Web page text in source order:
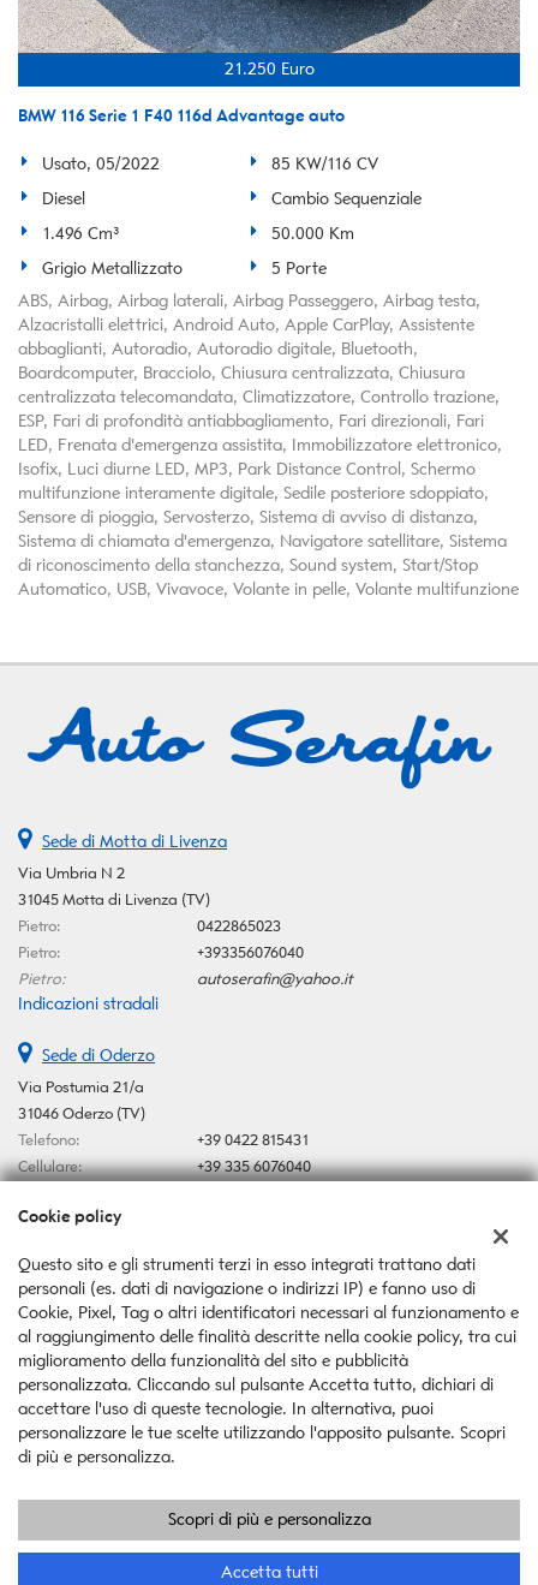
21.250 Euro
BMW 116 Serie 1 F40 116d Advantage auto
Usato, 05/2022
85 KW/116 CV
Diesel
Cambio Sequenziale
1.496 Cm³
50.000 Km
Grigio Metallizzato
5 Porte
ABS, Airbag, Airbag laterali, Airbag Passeggero, Airbag testa,
Alzacristalli elettrici, Android Auto, Apple CarPlay, Assistente
abbaglianti, Autoradio, Autoradio digitale, Bluetooth,
Boardcomputer, Bracciolo, Chiusura centralizzata, Chiusura
centralizzata telecomandata, Climatizzatore, Controllo trazione,
ESP, Fari di profondità antiabbagliamento, Fari direzionali, Fari
LED, Frenata d'emergenza assistita, Immobilizzatore elettronico,
Isofix, Luci diurne LED, MP3, Park Distance Control, Schermo
multifunzione interamente digitale, Sedile posteriore sdoppiato,
Sensore di pioggia, Servosterzo, Sistema di avviso di distanza,
Sistema di chiamata d'emergenza, Navigatore satellitare, Sistema
di riconoscimento della stanchezza, Sound system, Start/Stop
Automatico, USB, Vivavoce, Volante in pelle, Volante multifunzione
Sede di Motta di Livenza
Via Umbria N 2
31045 Motta di Livenza (TV)
Pietro:
0422865023
Pietro:
+393356076040
Pietro:
autoserafin@yahoo.it
Indicazioni stradali
Sede di Oderzo
Via Postumia 21/a
31046 Oderzo (TV)
Telefono:
+39 0422 815431
Cellulare:
+39 335 6076040
Indicazioni stradali
Dati fiscali:
Auto Serafin Snc
Via Postumia 21/a, Oderzo (TV)
C.F/P.IVA:03546370267
Registro delle imprese:TV
Copyright © 2026 GestionaleAuto.com S.r.l., Tutti i diritti riservati -
Leggi l'informativa sulla privacy-Cookie Policy
GestionaleAuto.com
Cookie policy
Questo sito e gli strumenti terzi in esso integrati trattano dati
personali (es. dati di navigazione o indirizzi IP) e fanno uso di
Cookie, Pixel, Tag o altri identificatori necessari al funzionamento e
al raggiungimento delle finalità descritte nella cookie policy, tra cui
miglioramento della funzionalità del sito e pubblicità
personalizzata. Cliccando sul pulsante Accetta tutto, dichiari di
accettare l'uso di queste tecnologie. In alternativa, puoi
personalizzare le tue scelte utilizzando l'apposito pulsante. Scopri
di più e personalizza.
Scopri di più e personalizza
Accetta tutti